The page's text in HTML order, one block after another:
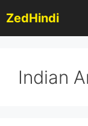
to
content
ZedHindi
Indian